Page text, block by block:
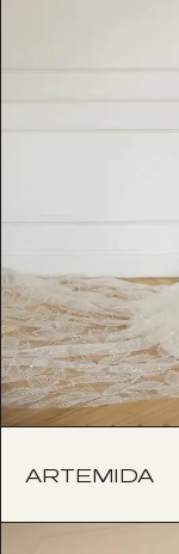
ARTEMIDA